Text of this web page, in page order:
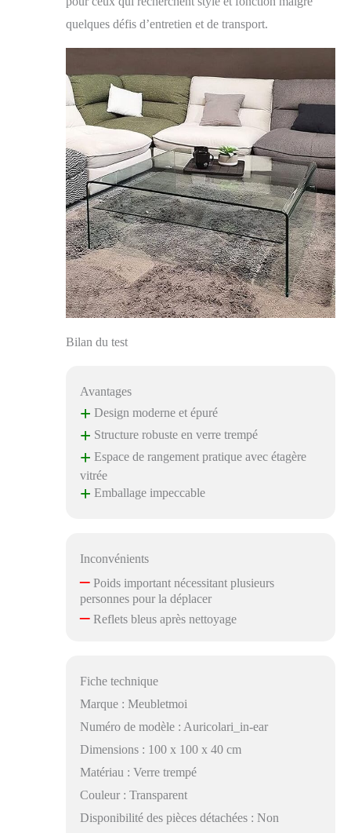
quelques défis d’entretien et de transport.
Bilan du test
Avantages
+ Design moderne et épuré
+ Structure robuste en verre trempé
+ Espace de rangement pratique avec étagère
vitrée
+ Emballage impeccable
Inconvénients
–Poids important nécessitant plusieurs
personnes pour la déplacer
–Reflets bleus après nettoyage
Fiche technique
Marque : Meubletmoi
Numéro de modèle : Auricolari_in-ear
Dimensions : 100 x 100 x 40 cm
Matériau : Verre trempé
Couleur : Transparent
Disponibilité des pièces détachées : Non